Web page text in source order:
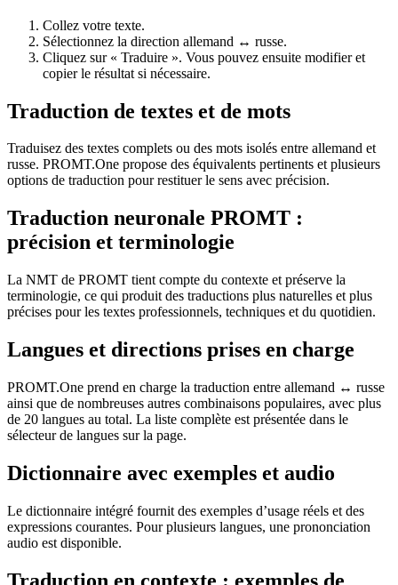
Collez votre texte.
Sélectionnez la direction allemand ↔ russe.
Cliquez sur « Traduire ». Vous pouvez ensuite modifier et
copier le résultat si nécessaire.
Traduction de textes et de mots
Traduisez des textes complets ou des mots isolés entre allemand et
russe. PROMT.One propose des équivalents pertinents et plusieurs
options de traduction pour restituer le sens avec précision.
Traduction neuronale PROMT :
précision et terminologie
La NMT de PROMT tient compte du contexte et préserve la
terminologie, ce qui produit des traductions plus naturelles et plus
précises pour les textes professionnels, techniques et du quotidien.
Langues et directions prises en charge
PROMT.One prend en charge la traduction entre allemand ↔ russe
ainsi que de nombreuses autres combinaisons populaires, avec plus
de 20 langues au total. La liste complète est présentée dans le
sélecteur de langues sur la page.
Dictionnaire avec exemples et audio
Le dictionnaire intégré fournit des exemples d’usage réels et des
expressions courantes. Pour plusieurs langues, une prononciation
audio est disponible.